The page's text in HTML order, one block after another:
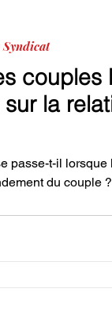
couples
la
passe-t-il lorsque
du couple ?